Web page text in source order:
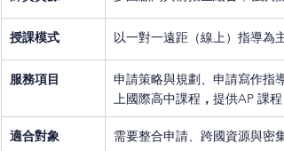
授課模式 以一對一遠距（線上）指導為主
服務項目
申請策略與規劃、申請寫作指
上國際高中課程 ， 提供AP 課程
適合對象 需要整合申請、跨國資源與密